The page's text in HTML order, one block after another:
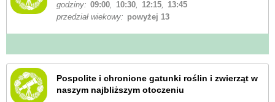
godziny: 09:00, 10:30, 12:15,
13:45
przedział wiekowy: powyżej 13
Pospolite i chronione gatunki roślin i zwierząt w
naszym najbliższym otoczeniu